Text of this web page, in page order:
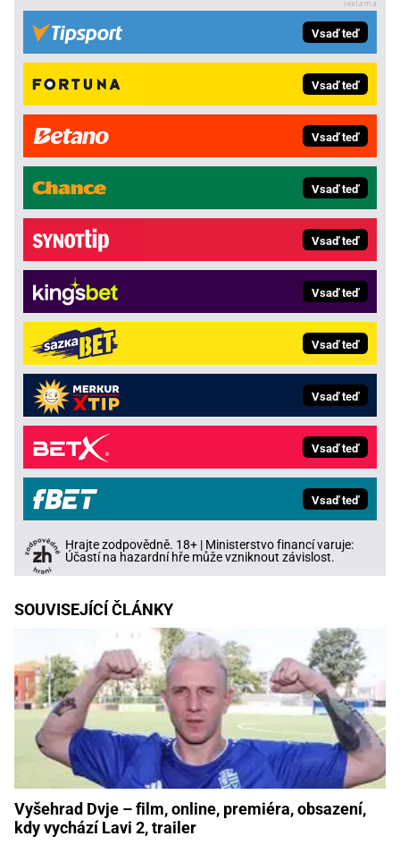
Vsaď teď
Vsaď teď
Vsaď teď
Vsaď teď
Vsaď teď
Vsaď teď
Vsaď teď
Vsaď teď
Vsaď teď
Vsaď teď
Hrajte zodpovědně. 18+ | Ministerstvo financí varuje:
Účastí na hazardní hře může vzniknout závislost.
SOUVISEJÍCÍ ČLÁNKY
Vyšehrad Dvje – film, online, premiéra, obsazení,
kdy vychází Lavi 2, trailer